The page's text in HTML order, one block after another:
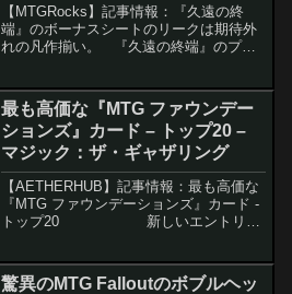
【MTGRocks】記事情報：『久遠の終
端』のボーナスシートのリークは期待外
れの凡作揃い。 『久遠の終端』のプレ
されているのがボーナスシート「星景」
です。この枠では...
最も高価な『MTG ファウンデー
ションズ』カード – トップ20 –
マジック：ザ・ギャザリング
【AETHERHUB】記事情報：最も高価な
『MTG ファウンデーションズ』カード -
トップ20 新しいエントリー
が、驚くほど強力で...
驚異のMTG Falloutのボブルヘッ